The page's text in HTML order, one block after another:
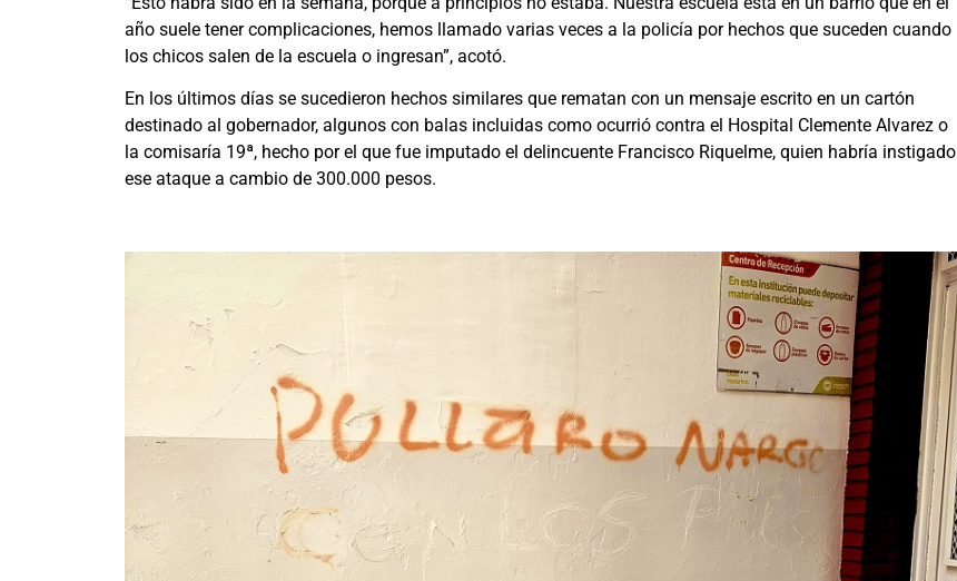
año suele tener complicaciones, hemos llamado varias veces a la policía por hechos que suceden cuando
los chicos salen de la escuela o ingresan”, acotó.
En los últimos días se sucedieron hechos similares que rematan con un mensaje escrito en un cartón
destinado al gobernador, algunos con balas incluidas como ocurrió contra el Hospital Clemente Alvarez o
la comisaría 19ª, hecho por el que fue imputado el delincuente Francisco Riquelme, quien habría instigado
ese ataque a cambio de 300.000 pesos.